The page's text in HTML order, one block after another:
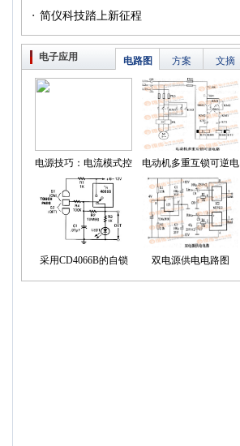
· 简仪科技踏上新征程
电子应用 文摘
方案
电路图
电源技巧：电流模式控
制简化了对降压LED稳
压器的补偿
电动机多重互锁可逆电
路
采用CD4066B的自锁
式触摸开关电路
双电源供电电路图